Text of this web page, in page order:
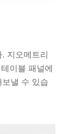
지오메트리
이블 패널에
낼 수 있습